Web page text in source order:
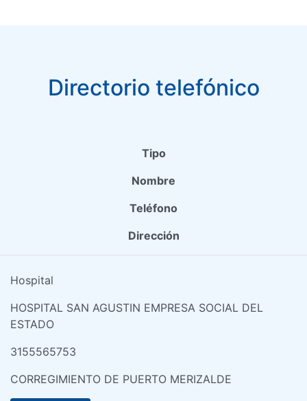
Directorio telefónico
Tipo
Nombre
Teléfono
Dirección
Hospital
HOSPITAL SAN AGUSTIN EMPRESA SOCIAL DEL
ESTADO
3155565753
CORREGIMIENTO DE PUERTO MERIZALDE